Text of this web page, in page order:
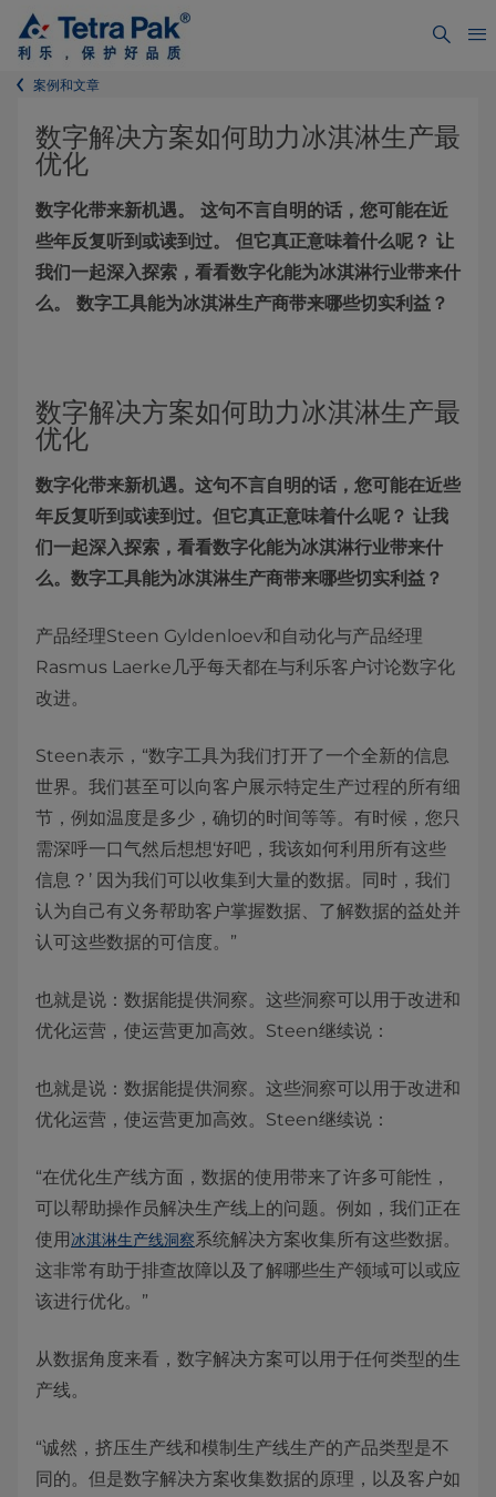
案例和文章
数字解决方案如何助力冰淇淋生产最
优化
数字化带来新机遇。 这句不言自明的话，您可能在近
些年反复听到或读到过。 但它真正意味着什么呢？ 让
我们一起深入探索，看看数字化能为冰淇淋行业带来什
么。 数字工具能为冰淇淋生产商带来哪些切实利益？
数字解决方案如何助力冰淇淋生产最
优化
数字化带来新机遇。这句不言自明的话，您可能在近些
年反复听到或读到过。但它真正意味着什么呢？ 让我
们一起深入探索，看看数字化能为冰淇淋行业带来什
么。数字工具能为冰淇淋生产商带来哪些切实利益？
产品经理Steen Gyldenloev和自动化与产品经理
Rasmus Laerke几乎每天都在与利乐客户讨论数字化
改进。
Steen表示，“数字工具为我们打开了一个全新的信息
世界。我们甚至可以向客户展示特定生产过程的所有细
节，例如温度是多少，确切的时间等等。有时候，您只
需深呼一口气然后想想‘好吧，我该如何利用所有这些
信息？’ 因为我们可以收集到大量的数据。同时，我们
认为自己有义务帮助客户掌握数据、了解数据的益处并
认可这些数据的可信度。”
也就是说：数据能提供洞察。这些洞察可以用于改进和
优化运营，使运营更加高效。Steen继续说：
也就是说：数据能提供洞察。这些洞察可以用于改进和
优化运营，使运营更加高效。Steen继续说：
“在优化生产线方面，数据的使用带来了许多可能性，
可以帮助操作员解决生产线上的问题。例如，我们正在
使用冰淇淋生产线洞察系统解决方案收集所有这些数据。
这非常有助于排查故障以及了解哪些生产领域可以或应
该进行优化。”
从数据角度来看，数字解决方案可以用于任何类型的生
产线。
“诚然，挤压生产线和模制生产线生产的产品类型是不
同的。但是数字解决方案收集数据的原理，以及客户如